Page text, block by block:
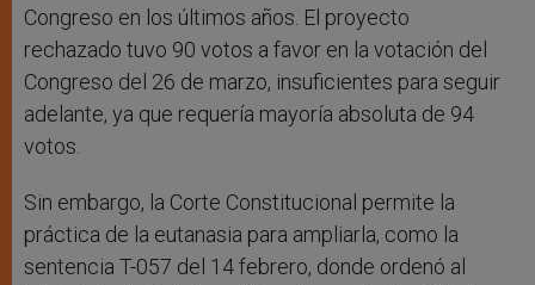
Congreso en los últimos años. El proyecto
rechazado tuvo 90 votos a favor en la votación del
Congreso del 26 de marzo, insuficientes para seguir
adelante, ya que requería mayoría absoluta de 94
votos.
Sin embargo, la Corte Constitucional permite la
práctica de la eutanasia para ampliarla, como la
sentencia T-057 del 14 febrero, donde ordenó al